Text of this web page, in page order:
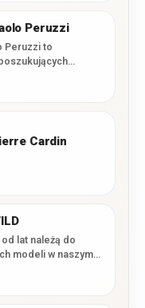
Peruzzi
Peruzzi to
i starannego…
Cardin
lat należą do
modeli w naszym